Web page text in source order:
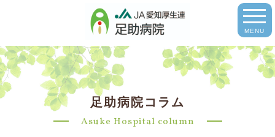
MENU
足助病院コラム
Asuke Hospital column